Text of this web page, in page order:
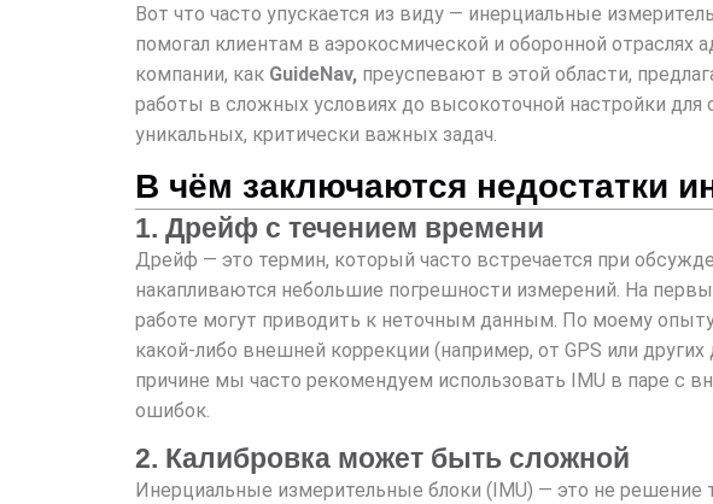
Вот что часто упускается из виду — инерциальные
помогал клиентам в аэрокосмической и оборонной
компании, как GuideNav, преуспевают в этой области,
работы в сложных условиях до высокоточной настройки
уникальных, критически важных задач.
В чём заключаются недостатки
1. Дрейф с течением времени
Дрейф — это термин, который часто встречается при
накапливаются небольшие погрешности измерений. На
работе могут приводить к неточным данным. По моему
какой-либо внешней коррекции (например, от GPS или
причине мы часто рекомендуем использовать IMU в паре с
ошибок.
2. Калибровка может быть сложной
Инерциальные измерительные блоки (IMU) — это не